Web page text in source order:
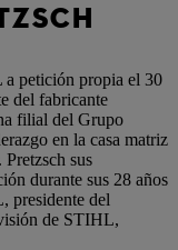
petición propia el 30
del fabricante
filial del Grupo
en la casa matriz
sus
durante sus 28 años
presidente del
de STIHL,